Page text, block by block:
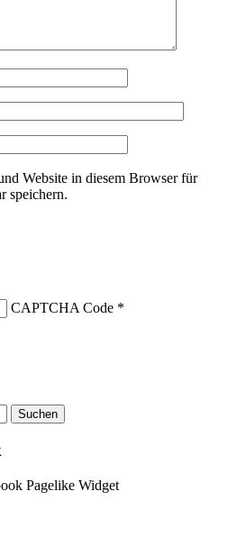
Website in diesem Browser für
speichern.
CAPTCHA Code *